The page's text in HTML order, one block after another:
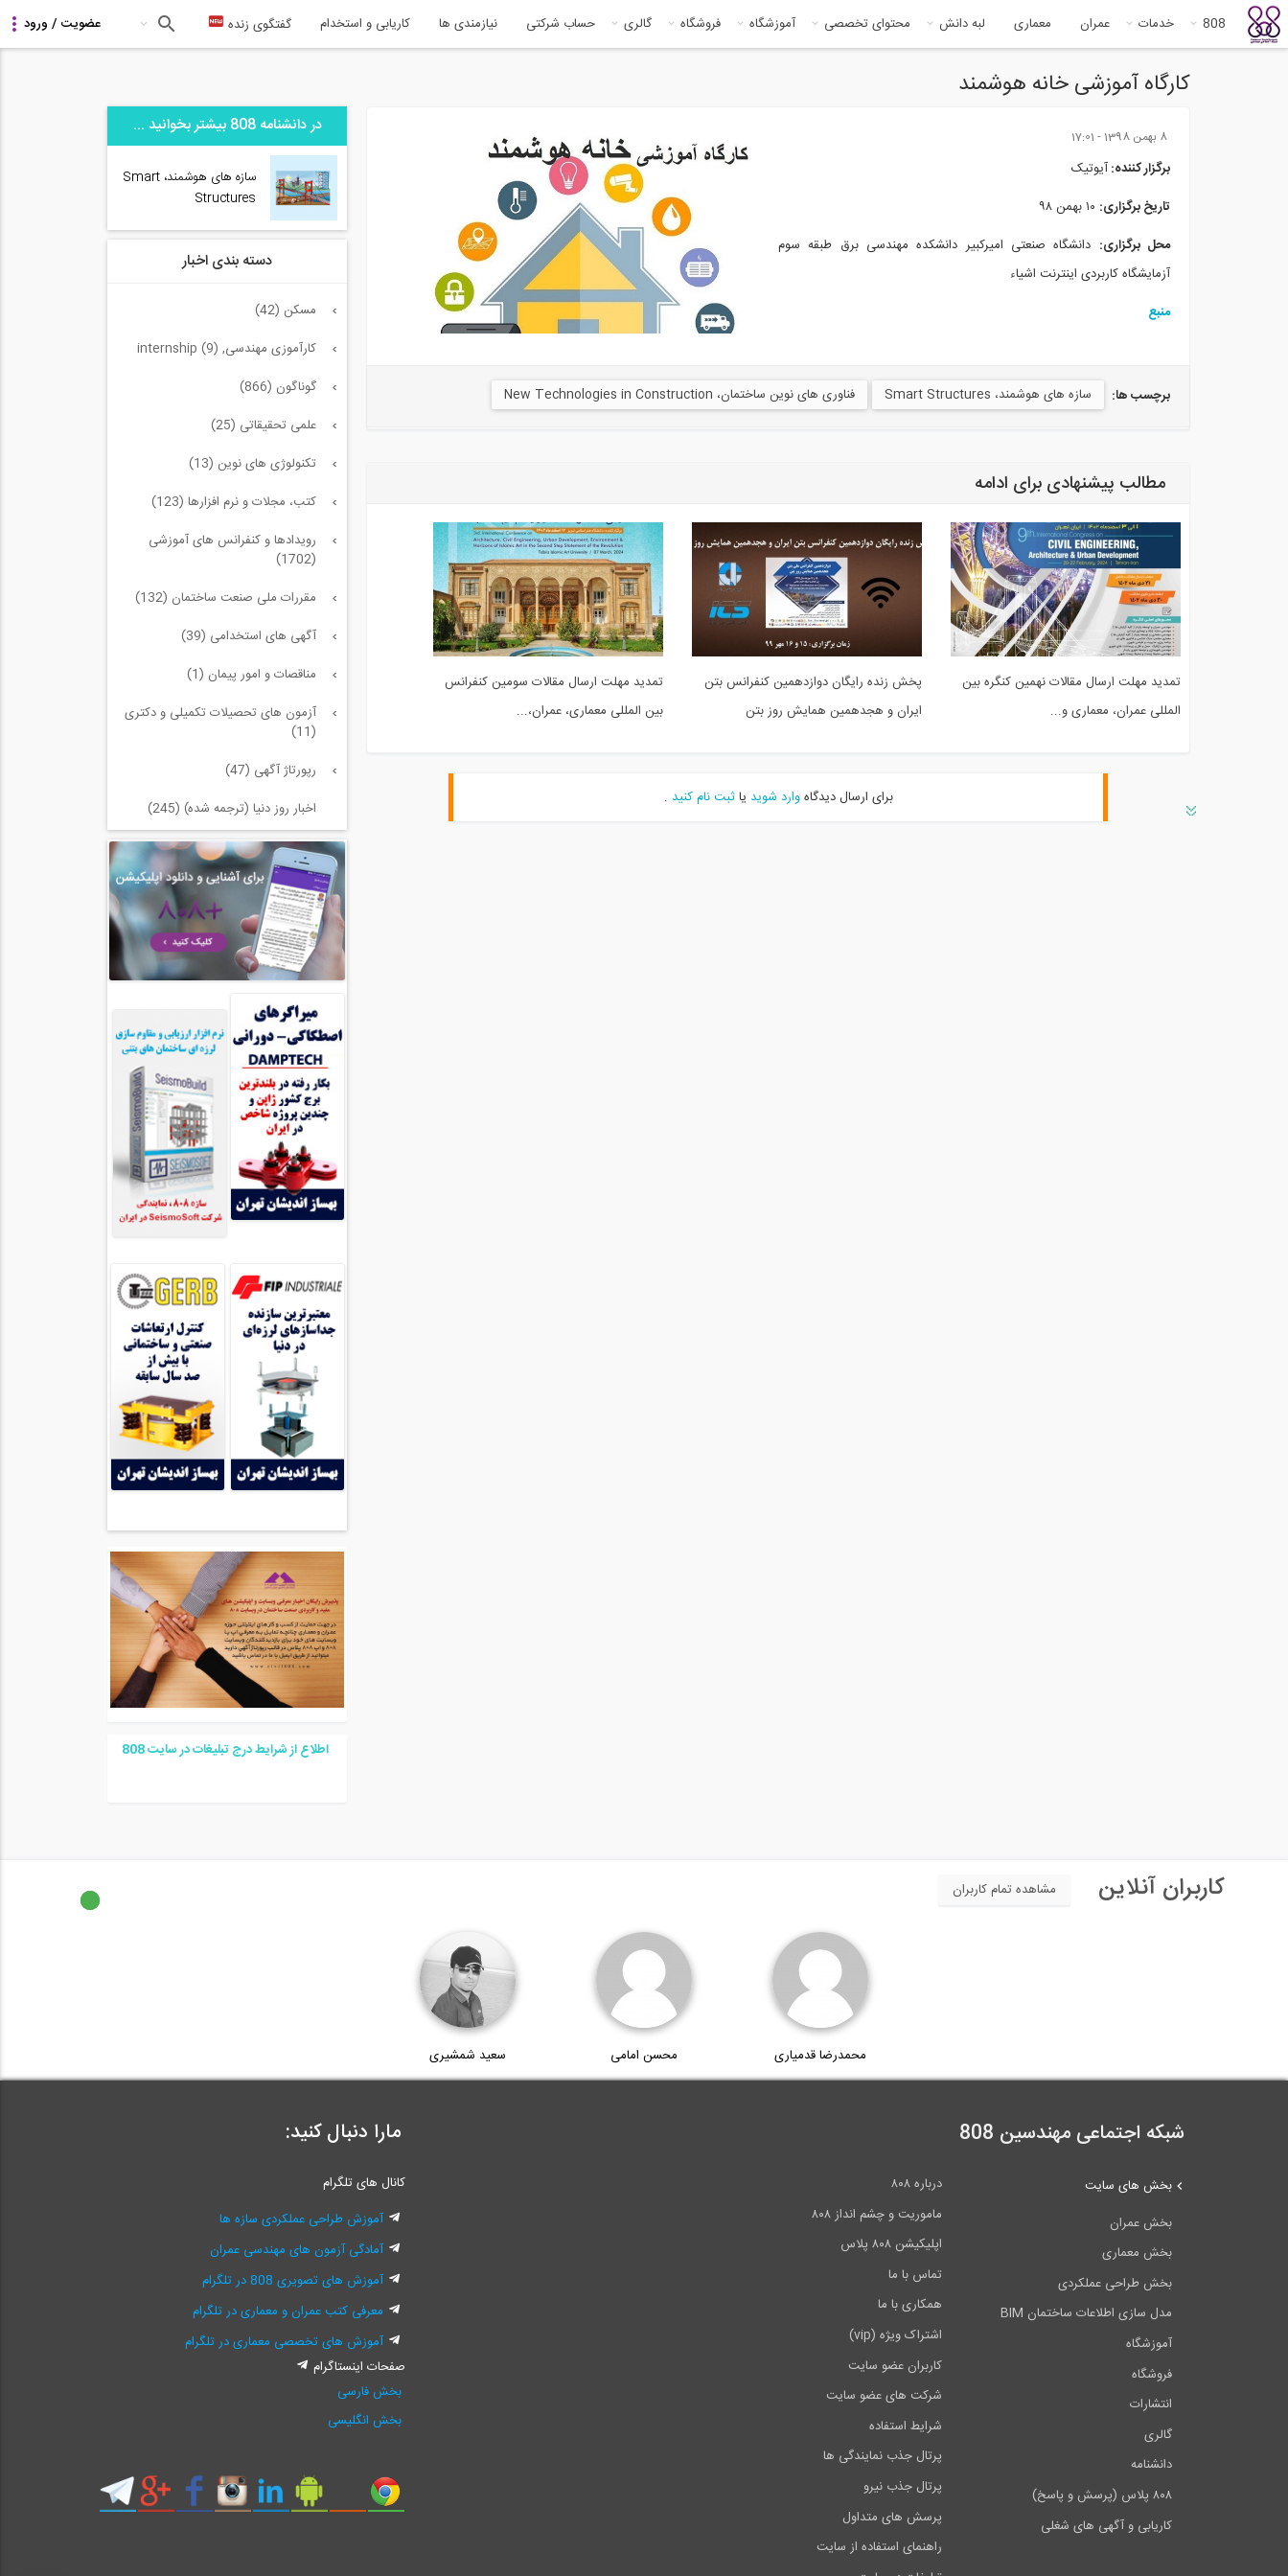
808 خدمات عمران معماری لبه دانش محتوای تخصصی آموزشگاه فروشگاه گالری حساب شرکتی نیازمندی ها کاریابی و استخدام گفتگوی زنده
کارگاه آموزشی خانه هوشمند
8 بهمن 1398 - 17:01
برگزار کننده:آیوتیک
تاریخ برگزاری:
محل برگزاری: دانشگاه صنعتی امیرکبیر دانشکده مهندسی برق طبقه سوم
آزمایشگاه کاربردی اینترنت اشیاء
منبع
برچسب ها: سازه های هوشمند، Smart Structures فناوری‌ های نوین ساختمان، New Technologies in Construction
مطالب پیشنهادی برای ادامه
تمدید مهلت ارسال مقالات نهمین کنگره بین
المللی عمران، معماری و...
پخش زنده رایگان دوازدهمین کنفرانس بتن
ایران و هجدهمین همایش روز بتن
تمدید مهلت ارسال مقالات سومین کنفرانس
بین المللی معماری، عمران،...
برای ارسال دیدگاهوارد شوید یاثبت نام کنید .
در دانشنامه 808 بیشتر بخوانید ...
سازه های هوشمند، Smart
Structures
دسته بندی اخبار
مسکن (42)
کارآموزی مهندسی, internship (9)
گوناگون (866)
علمی تحقیقاتی (25)
تکنولوژی های نوین (13)
کتب، مجلات و نرم افزارها (123)
رویدادها و کنفرانس های آموزشی
(1702)
مقررات ملی صنعت ساختمان (132)
آگهی های استخدامی (39)
مناقصات و امور پیمان (1)
آزمون های تحصیلات تکمیلی و دکتری
(11)
رپورتاژ آگهی (47)
اخبار روز دنیا (ترجمه شده) (245)
سازه و زلزله و خاک (225)
مدیریت پروژه (55)
معماری (544)
آب، راه، محیط زیست (91)
اطلاع از شرایط درج تبلیغات در سایت 808
کاربران آنلاین مشاهده تمام کاربران
محمدرضا قدمیاری محسن امامی سعید شمشیری
شبکه اجتماعی مهندسین 808
درباره ۸۰۸
ماموریت و چشم انداز ۸۰۸
اپلیکیشن ۸۰۸ پلاس
تماس با ما
همکاری با ما
اشتراک ویژه (vip)
کاربران عضو سایت
شرکت های عضو سایت
شرایط استفاده
پرتال جذب نمایندگی ها
پرتال جذب نیرو
پرسش های متداول
راهنمای استفاده از سایت
بخش های سایت
بخش عمران
بخش معماری
بخش طراحی عملکردی
مدل سازی اطلاعات ساختمان BIM
آموزشگاه
فروشگاه
انتشارات
گالری
دانشنامه
۸۰۸ پلاس (پرسش و پاسخ)
کاریابی و آگهی های شغلی
مارا دنبال کنید:
کانال های تلگرام
آموزش طراحی عملکردی سازه ها
آمادگی آزمون های مهندسی عمران
آموزش های تصویری 808 در تلگرام
معرفی کتب عمران و معماری در تلگرام
آموزش های تخصصی معماری در تلگرام
صفحات اینستاگرام
بخش فارسی
بخش انگلیسی